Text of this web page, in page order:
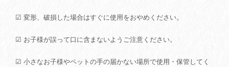
☑ 変形、破損した場合はすぐに使用をおやめください。
☑ お子様が誤って口に含まないようご注意ください。
☑ 小さなお子様やペットの手の届かない場所で使用・保管してく